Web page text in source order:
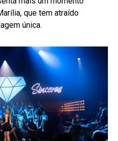
que tem atraído
única.